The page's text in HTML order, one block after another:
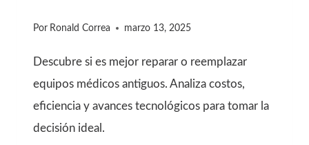
Por Ronald Correa marzo 13, 2025
Descubre si es mejor reparar o reemplazar
equipos médicos antiguos. Analiza costos,
eficiencia y avances tecnológicos para tomar la
decisión ideal.